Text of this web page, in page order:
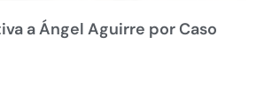
a Ángel Aguirre por Caso